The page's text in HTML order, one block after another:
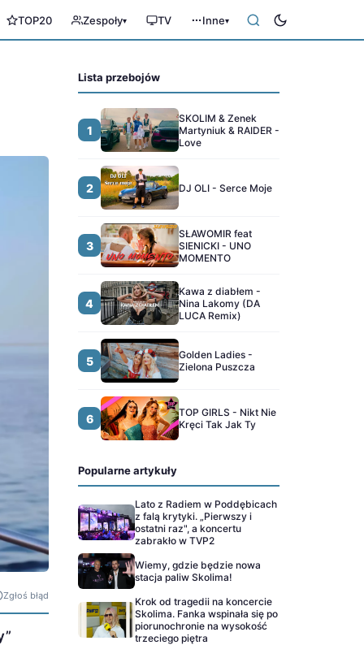
TOP20 Zespoły▾ TV Inne▾
Zgłoś błąd
Lista przebojów
1
SKOLIM & Zenek
Martyniuk & RAIDER -
Love
2 DJ OLI - Serce Moje
3
SŁAWOMIR feat
SIENICKI - UNO
MOMENTO
4
Kawa z diabłem -
Nina Lakomy (DA
LUCA Remix)
5
Golden Ladies -
Zielona Puszcza
6
TOP GIRLS - Nikt Nie
Kręci Tak Jak Ty
Popularne artykuły
Lato z Radiem w Poddębicach
z falą krytyki. „Pierwszy i
ostatni raz", a koncertu
zabrakło w TVP2
Wiemy, gdzie będzie nowa
stacja paliw Skolima!
Krok od tragedii na koncercie
Skolima. Fanka wspinała się po
piorunochronie na wysokość
trzeciego piętra